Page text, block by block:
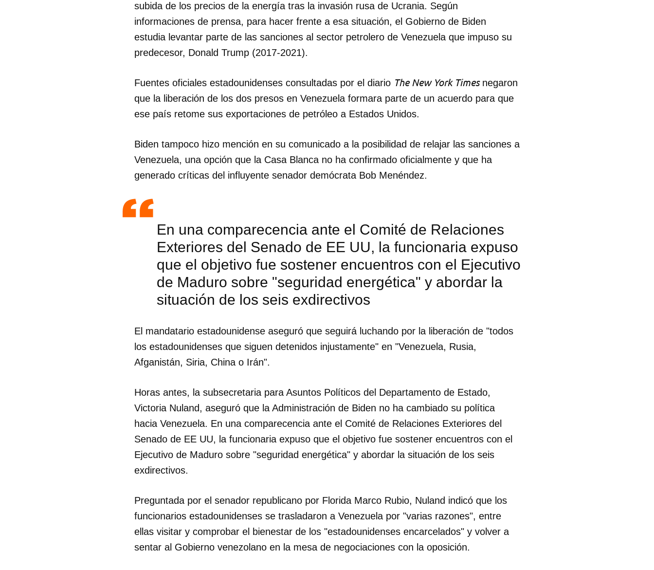
subida de los precios de la energía tras la invasión rusa de Ucrania. Según
informaciones de prensa, para hacer frente a esa situación, el Gobierno de Biden
estudia levantar parte de las sanciones al sector petrolero de Venezuela que impuso su
predecesor, Donald Trump (2017-2021).
Fuentes oficiales estadounidenses consultadas por el diario The New York Timesnegaron
que la liberación de los dos presos en Venezuela formara parte de un acuerdo para que
ese país retome sus exportaciones de petróleo a Estados Unidos.
Biden tampoco hizo mención en su comunicado a la posibilidad de relajar las sanciones a
Venezuela, una opción que la Casa Blanca no ha confirmado oficialmente y que ha
generado críticas del influyente senador demócrata Bob Menéndez.
En una comparecencia ante el Comité de Relaciones
Exteriores del Senado de EE UU, la funcionaria expuso
que el objetivo fue sostener encuentros con el Ejecutivo
de Maduro sobre "seguridad energética" y abordar la
situación de los seis exdirectivos
El mandatario estadounidense aseguró que seguirá luchando por la liberación de "todos
los estadounidenses que siguen detenidos injustamente" en "Venezuela, Rusia,
Afganistán, Siria, China o Irán".
Horas antes, la subsecretaria para Asuntos Políticos del Departamento de Estado,
Victoria Nuland, aseguró que la Administración de Biden no ha cambiado su política
hacia Venezuela. En una comparecencia ante el Comité de Relaciones Exteriores del
Senado de EE UU, la funcionaria expuso que el objetivo fue sostener encuentros con el
Ejecutivo de Maduro sobre "seguridad energética" y abordar la situación de los seis
exdirectivos.
Preguntada por el senador republicano por Florida Marco Rubio, Nuland indicó que los
funcionarios estadounidenses se trasladaron a Venezuela por "varias razones", entre
ellas visitar y comprobar el bienestar de los "estadounidenses encarcelados" y volver a
sentar al Gobierno venezolano en la mesa de negociaciones con la oposición.